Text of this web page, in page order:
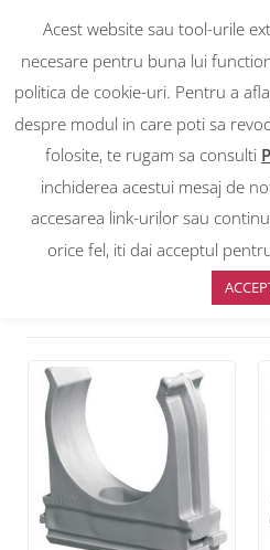
RON
EUR
Prima pagină > Accesorii tuburi PVC>
Acest website sau tool-urile
necesare pentru buna lui
politica de cookie-uri. Pentru a
despre modul in care poti sa
folosite, te rugam sa consulti
inchiderea acestui mesaj de
accesarea link-urilor sau
orice fel, iti dai acceptul